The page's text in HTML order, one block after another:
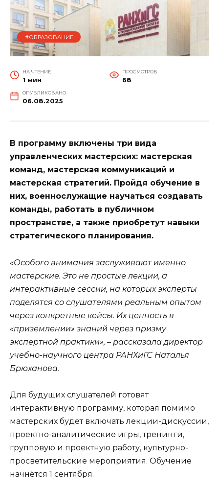
#ОБРАЗОВАНИЕ
НА ЧТЕНИЕ
1 мин
ПРОСМОТРОВ
68
ОПУБЛИКОВАНО
06.08.2025
В программу включены три вида
управленческих мастерских: мастерская
команд, мастерская коммуникаций и
мастерская стратегий. Пройдя обучение в
них, военнослужащие научаться создавать
команды, работать в публичном
пространстве, а также приобретут навыки
стратегического планирования.
«Особого внимания заслуживают именно
мастерские. Это не простые лекции, а
интерактивные сессии, на которых эксперты
поделятся со слушателями реальным опытом
через конкретные кейсы. Их ценность в
«приземлении» знаний через призму
экспертной практики», – рассказала директор
учебно-научного центра РАНХиГС Наталья
Брюханова.
Для будущих слушателей готовят
интерактивную программу, которая помимо
мастерских будет включать лекции-дискуссии,
проектно-аналитические игры, тренинги,
групповую и проектную работу, культурно-
просветительские мероприятия. Обучение
начнётся 1 сентября.